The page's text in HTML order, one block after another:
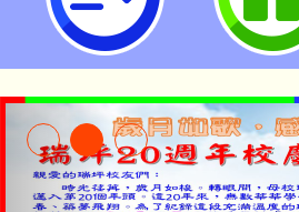
疑義-桃園市立瑞坪